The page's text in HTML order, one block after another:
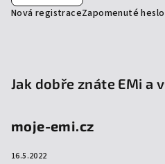
Nová registraceZapomenuté heslo
Jak dobře znáte EMi a
moje-emi.cz
16.5.2022